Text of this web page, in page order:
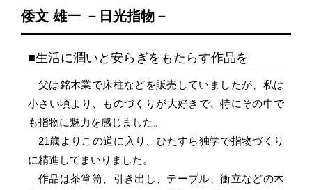
倭文 雄一 －日光指物－
生活に潤いと安らぎをもたらす作品を
父は銘木業で床柱などを販売していましたが、私は
小さい頃より、ものづくりが大好きで、特にその中で
も指物に魅力を感じました。
21歳よりこの道に入り、ひたすら独学で指物づくり
に精進してまいりました。
作品は茶箪笥、引き出し、テーブル、衝立などの木